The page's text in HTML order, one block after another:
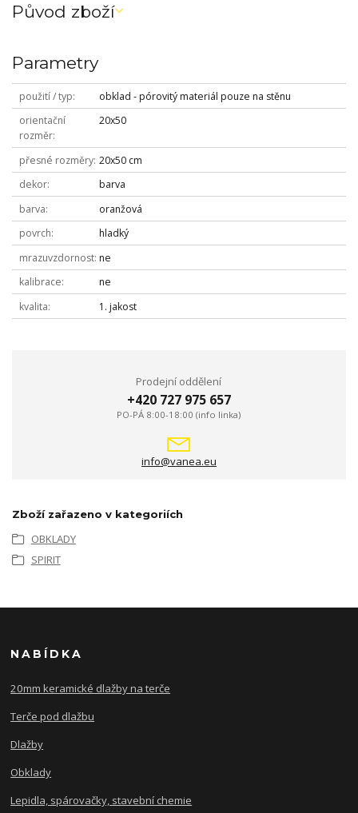
Původ zboží
Parametry
použití / typ
obklad - pórovitý materiál pouze na stěnu
orientační
rozměr
20x50
přesné rozměry 20x50 cm
dekor
barva
barva
oranžová
povrch
hladký
mrazuvzdornost ne
kalibrace
ne
kvalita
1. jakost
Prodejní oddělení
+420 727 975 657
PO-PÁ 8:00-18:00 (info linka)
info@vanea.eu
Zboží zařazeno v kategoriích
OBKLADY
SPIRIT
NABÍDKA
20mm keramické dlažby na terče
Terče pod dlažbu
Dlažby
Obklady
Lepidla, spárovačky, stavební chemie